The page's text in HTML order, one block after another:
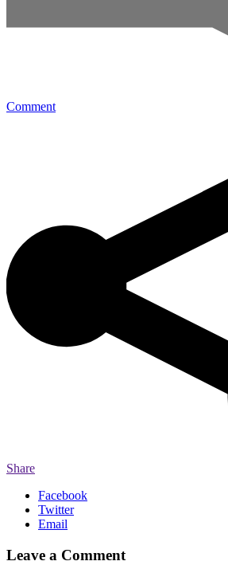
Comment
Share
Facebook
Twitter
Email
Leave a Comment